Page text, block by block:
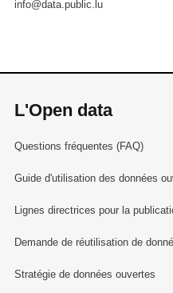
info@data.public.lu
L'Open data
Questions fréquentes (FAQ)
Guide d'utilisation des données
Lignes directrices pour la
Demande de réutilisation de
Stratégie de données ouvertes